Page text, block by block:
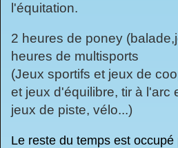
l'équitation.
2 heures de poney
heures de multisports
(Jeux sportifs et jeux de
et jeux d'équilibre, tir à l'arc
jeux de piste, vélo...)
Le reste du temps est